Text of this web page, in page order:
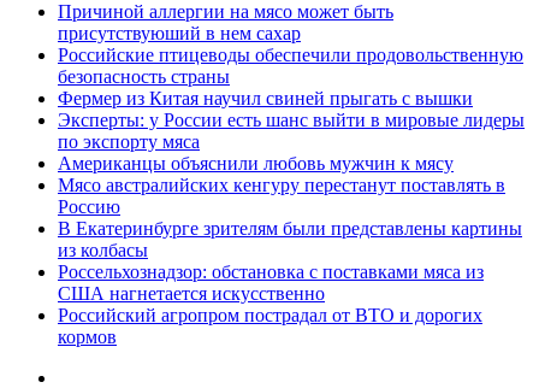
Причиной аллергии на мясо может быть
присутствуюший в нем сахар
Российские птицеводы обеспечили продовольственную
безопасность страны
Фермер из Китая научил свиней прыгать с вышки
Эксперты: у России есть шанс выйти в мировые лидеры
по экспорту мяса
Американцы объяснили любовь мужчин к мясу
Мясо австралийских кенгуру перестанут поставлять в
Россию
В Екатеринбурге зрителям были представлены картины
из колбасы
Россельхознадзор: обстановка с поставками мяса из
США нагнетается искусственно
Российский агропром пострадал от ВТО и дорогих
кормов